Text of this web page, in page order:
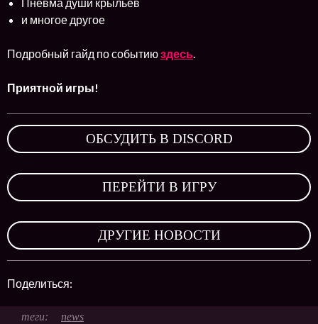
и многое другое
Подробный гайд по событиюздесь.
Приятной игры!
ОБСУДИТЬ В DISCORD
ПЕРЕЙТИ В ИГРУ
ДРУГИЕ НОВОСТИ
Поделиться:
news